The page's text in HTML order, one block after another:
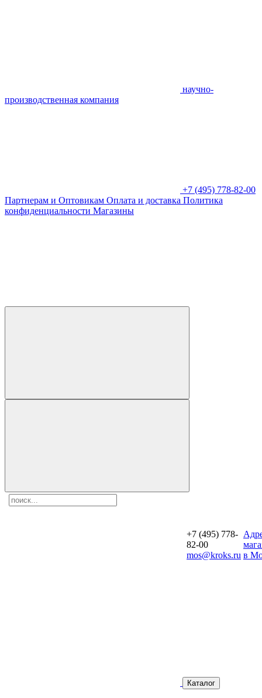
научно-
производственная компания
+7 (495) 778-82-00
Партнерам и Оптовикам Оплата и доставка Политика
конфиденциальности Магазины
+7 (495) 778-
82-00
mos@kroks.ru в
Каталог